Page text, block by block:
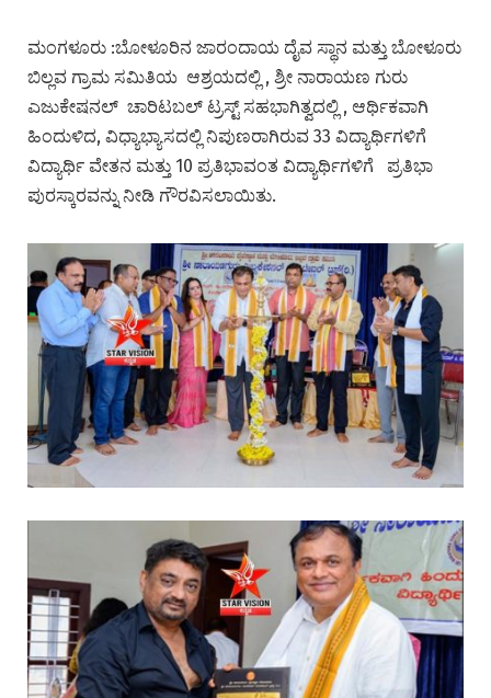
ಮಂಗಳೂರು :ಬೋಳೂರಿನ ಜಾರಂದಾಯ ದೈವ ಸ್ಥಾನ ಮತ್ತು ಬೋಳೂರು
ಬಿಲ್ಲವ ಗ್ರಾಮ ಸಮಿತಿಯ ಆಶ್ರಯದಲ್ಲಿ , ಶ್ರೀ ನಾರಾಯಣ ಗುರು
ಎಜುಕೇಷನಲ್ ಚಾರಿಟಬಲ್ ಟ್ರಸ್ಟ್ ಸಹಭಾಗಿತ್ವದಲ್ಲಿ , ಆರ್ಥಿಕವಾಗಿ
ಹಿಂದುಳಿದ, ವಿಧ್ಯಾಭ್ಯಾಸದಲ್ಲಿ ನಿಪುಣರಾಗಿರುವ 33 ವಿದ್ಯಾರ್ಥಿಗಳಿಗೆ
ವಿದ್ಯಾರ್ಥಿ ವೇತನ ಮತ್ತು 10 ಪ್ರತಿಭಾವಂತ ವಿದ್ಯಾರ್ಥಿಗಳಿಗೆ ಪ್ರತಿಭಾ
ಪುರಸ್ಕಾರವನ್ನು ನೀಡಿ ಗೌರವಿಸಲಾಯಿತು.